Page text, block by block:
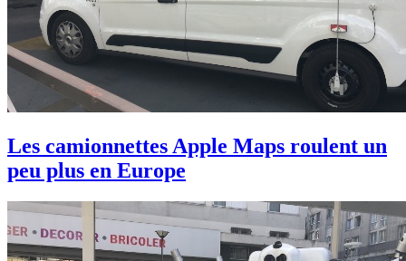
Les camionnettes Apple Maps roulent un
peu plus en Europe